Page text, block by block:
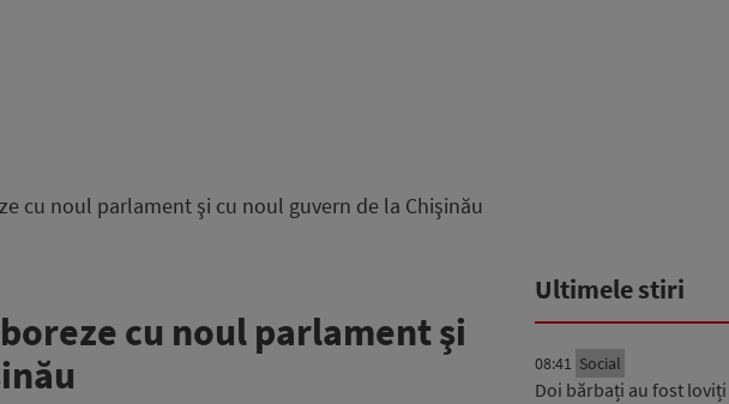
cu noul parlament şi cu noul guvern de la Chişinău
cu noul parlament şi
Ultimele stiri
08:41 Social
Doi bărbați au fost